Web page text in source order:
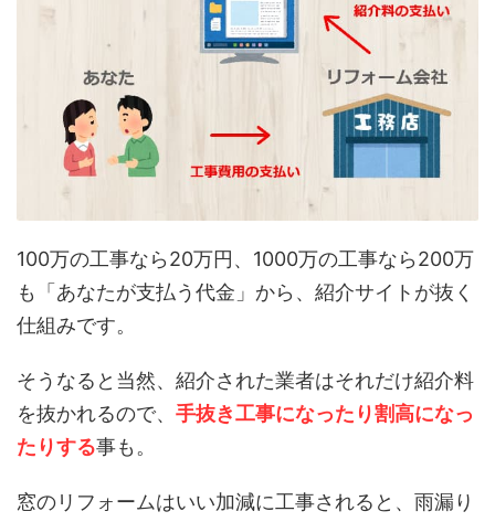
100万の工事なら20万円、1000万の工事なら200万
も「あなたが支払う代金」から、紹介サイトが抜く
仕組みです。
そうなると当然、紹介された業者はそれだけ紹介料
を抜かれるので、 手抜き工事になったり割高になっ
たりする事も。
窓のリフォームはいい加減に工事されると、雨漏り